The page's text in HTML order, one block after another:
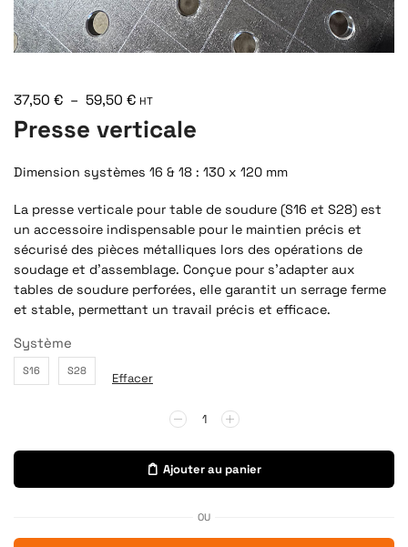
37,50 € – 59,50 € HT
Presse verticale
Dimension systèmes 16 & 18 : 130 x 120 mm
La presse verticale pour table de soudure (S16 et S28) est
un accessoire indispensable pour le maintien précis et
sécurisé des pièces métalliques lors des opérations de
soudage et d’assemblage. Conçue pour s’adapter aux
tables de soudure perforées, elle garantit un serrage ferme
et stable, permettant un travail précis et efficace.
Système
S16 S28
Effacer
Ajouter au panier
OU